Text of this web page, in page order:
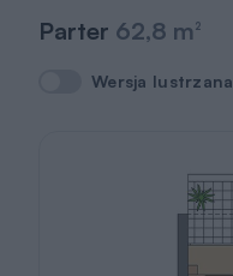
Parter 62,8 m 2
Wersja lustrzana
Wersja lustrzana